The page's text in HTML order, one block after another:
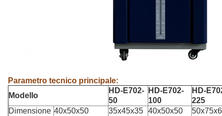
Parametro tecnico principale:
Modello
HD-E702-
50
HD-E702-
100
HD-
225
Dimensione 40x50x50 35x45x35 40x50x50